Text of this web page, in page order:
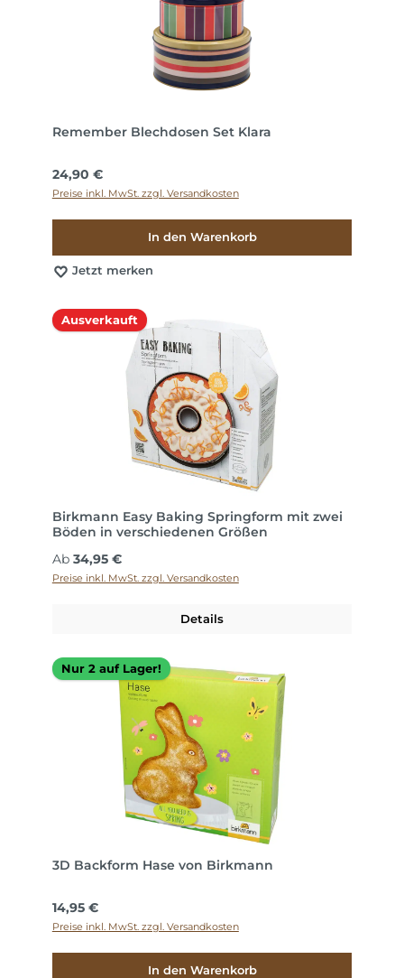
Remember Blechdosen Set Klara
Regulärer Preis:
24,90 €
Preise inkl. MwSt. zzgl. Versandkosten
In den Warenkorb
Jetzt merken
Ausverkauft
Birkmann Easy Baking Springform mit zwei
Böden in verschiedenen Größen
Regulärer Preis:
Ab 34,95 €
Preise inkl. MwSt. zzgl. Versandkosten
Details
Nur 2 auf Lager!
3D Backform Hase von Birkmann
Regulärer Preis:
14,95 €
Preise inkl. MwSt. zzgl. Versandkosten
In den Warenkorb